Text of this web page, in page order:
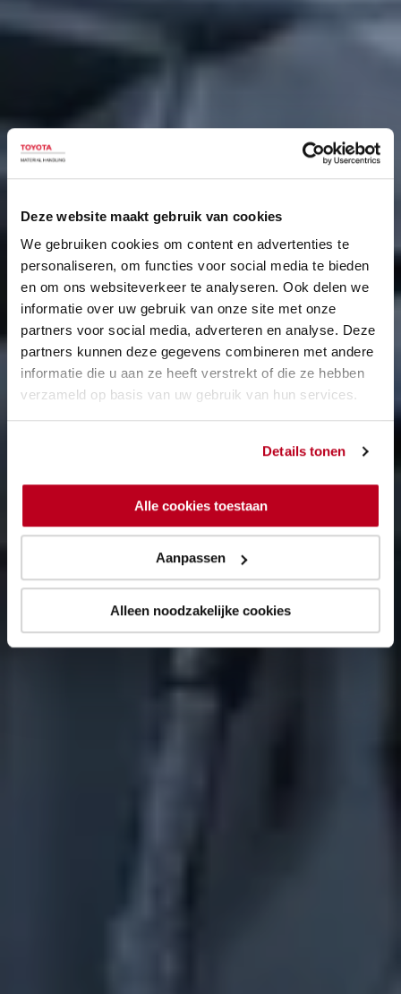
Deze website maakt gebruik van cookies
We gebruiken cookies om content en advertenties te
personaliseren, om functies voor social media te bieden
en om ons websiteverkeer te analyseren. Ook delen we
informatie over uw gebruik van onze site met onze
partners voor social media, adverteren en analyse. Deze
partners kunnen deze gegevens combineren met andere
informatie die u aan ze heeft verstrekt of die ze hebben
verzameld op basis van uw gebruik van hun services.
Details tonen
Alle cookies toestaan
Aanpassen
Alleen noodzakelijke cookies